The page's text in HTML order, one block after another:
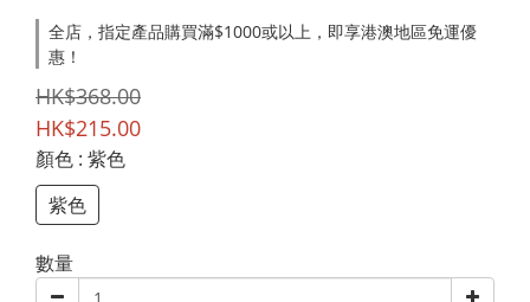
全店，指定產品購買滿$1000或以上，即享港澳地區免運優
惠！
HK$368.00
HK$215.00
顏色 : 紫色
紫色
數量